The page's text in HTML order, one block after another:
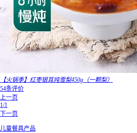
【火锅季】红枣银耳炖雪梨450g（一颗梨）
54条评价
上一页
1/1
下一页
儿童餐具产品